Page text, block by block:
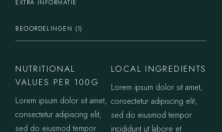
EXTRA INFORMATIE
BEOORDELINGEN (1)
NUTRITIONAL
VALUES PER 100G
Lorem ipsum dolor sit amet,
consectetur adipiscing elit,
sed do eiusmod tempor
LOCAL INGREDIENTS
Lorem ipsum dolor sit amet,
consectetur adipiscing elit,
sed do eiusmod tempor
incididunt ut labore et